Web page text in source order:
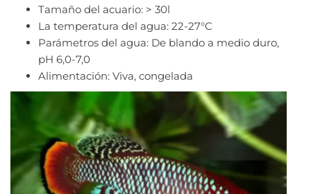
Tamaño del acuario: > 30l
La temperatura del agua: 22-27°C
Parámetros del agua: De blando a medio duro,
pH 6,0-7,0
Alimentación: Viva, congelada